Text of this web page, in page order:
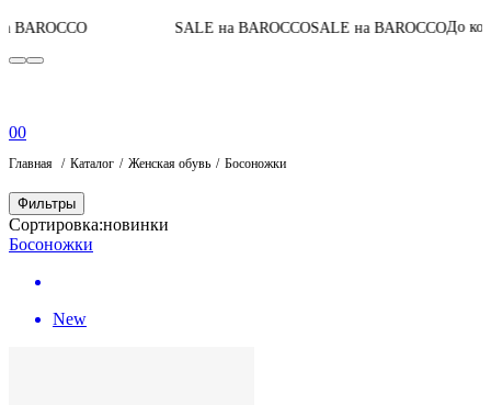
SALE на BAROCCOSALE на BAROCCOДо конца акции05:
00
Главная Каталог Женская обувь Босоножки
Фильтры
Сортировка:новинки
Босоножки
New